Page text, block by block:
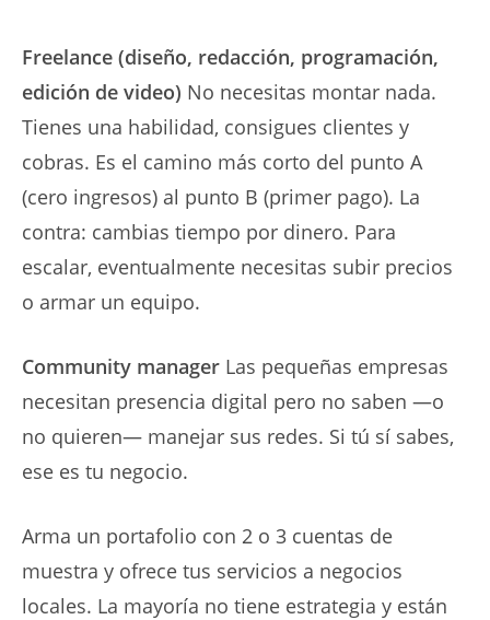
Freelance (diseño, redacción, programación,
edición de video) No necesitas montar nada.
Tienes una habilidad, consigues clientes y
cobras. Es el camino más corto del punto A
(cero ingresos) al punto B (primer pago). La
contra: cambias tiempo por dinero. Para
escalar, eventualmente necesitas subir precios
o armar un equipo.
Community manager Las pequeñas empresas
necesitan presencia digital pero no saben —o
no quieren— manejar sus redes. Si tú sí sabes,
ese es tu negocio.
Arma un portafolio con 2 o 3 cuentas de
muestra y ofrece tus servicios a negocios
locales. La mayoría no tiene estrategia y están